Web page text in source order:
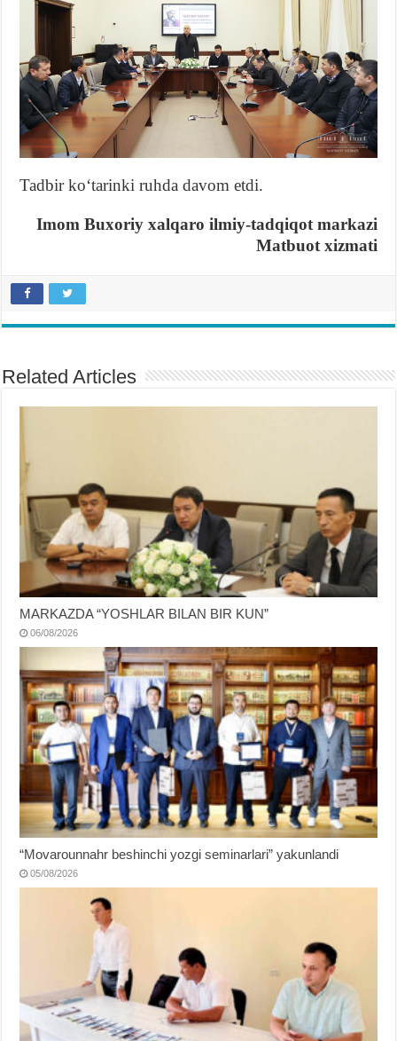
Tadbir koʻtarinki ruhda davom etdi.
Imom Buxoriy xalqaro ilmiy-tadqiqot markazi
Matbuot xizmati
Related Articles
MARKAZDA “YOSHLAR BILAN BIR KUN”
06/08/2026
“Movarounnahr beshinchi yozgi seminarlari” yakunlandi
05/08/2026